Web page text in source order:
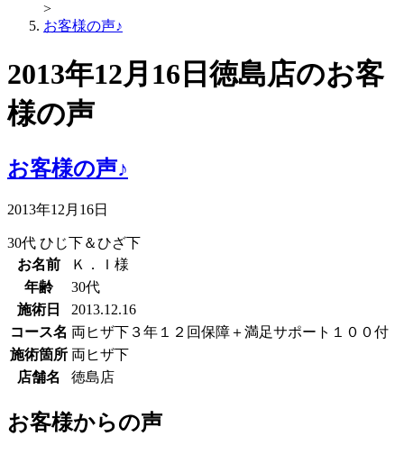
>
お客様の声♪
2013年12月16日徳島店のお客
様の声
お客様の声♪
2013年12月16日
30代 ひじ下＆ひざ下
お名前
Ｋ．Ｉ様
年齢
30代
施術日
2013.12.16
コース名 両ヒザ下３年１２回保障＋満足サポート１００付
施術箇所 両ヒザ下
店舗名
徳島店
お客様からの声